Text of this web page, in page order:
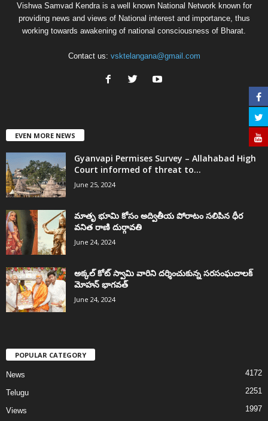
Vishwa Samvad Kendra is a well known National Network known for
providing news and views of National interest and importance, thus
working towards awakening of national consciousness of Bharat.
Contact us: vsktelangana@gmail.com
EVEN MORE NEWS
Gyanvapi Permises Survey – Allahabad High
Court informed of threat to...
June 25, 2024
మాతృ భూమి కోసం అద్వితీయ పోరాటం సలిపిన ధీర
వనిత రాణి దుర్గావతి
June 24, 2024
అక్కల్‌ కోట్‌ స్వామి వారిని దర్శించుకున్న సరసంఘచాలక్
మోహన్ భాగవత్
June 24, 2024
POPULAR CATEGORY
News 4172
Telugu 2251
Views 1997